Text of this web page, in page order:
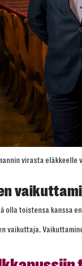
virasta
olla toistensa kanssa
vaikuttaja.